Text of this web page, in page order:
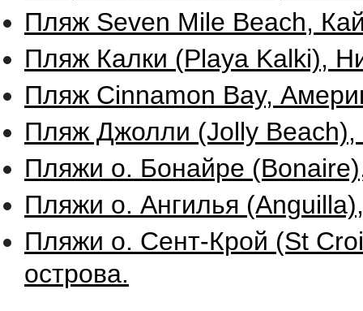
Пляж Seven Mile Beach,
Пляж Калки (Playa Kalki),
Пляж Cinnamon Bay,
Пляж Джолли (Jolly Beach),
Пляжи о. Бонайре
Пляжи о. Ангилья
Пляжи о. Сент-Крой (St
острова.